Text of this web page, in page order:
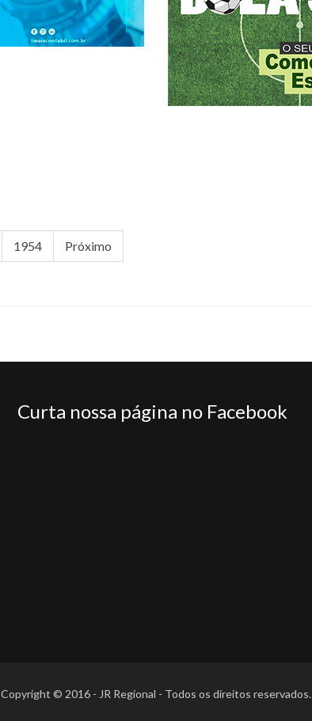
1954 Próximo
Curta nossa página no Facebook
Copyright © 2016 - JR Regional - Todos os direitos reservados.